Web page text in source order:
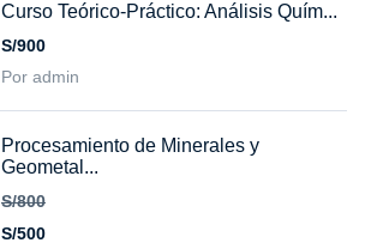
Curso Teórico-Práctico: Análisis Quím...
S/900
Por admin
Procesamiento de Minerales y
Geometal...
S/800
S/500